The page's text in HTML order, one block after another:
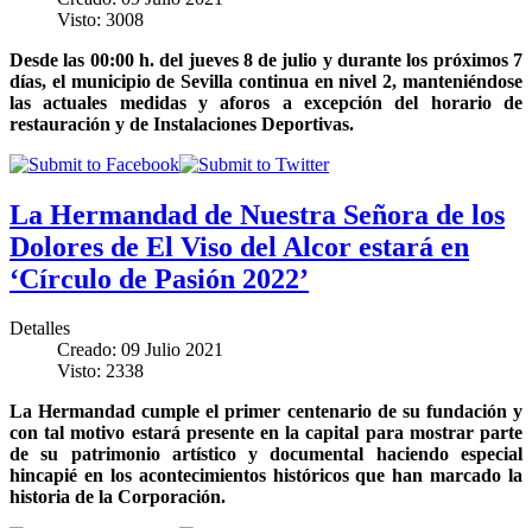
Visto: 3008
Desde las 00:00 h. del jueves 8 de julio y durante los próximos 7
días, el municipio de Sevilla continua en nivel 2, manteniéndose
las actuales medidas y aforos a excepción del horario de
restauración y de Instalaciones Deportivas.
La Hermandad de Nuestra Señora de los
Dolores de El Viso del Alcor estará en
‘Círculo de Pasión 2022’
Detalles
Creado: 09 Julio 2021
Visto: 2338
La Hermandad cumple el primer centenario de su fundación y
con tal motivo estará presente en la capital para mostrar parte
de su patrimonio artístico y documental haciendo especial
hincapié en los acontecimientos históricos que han marcado la
historia de la Corporación.